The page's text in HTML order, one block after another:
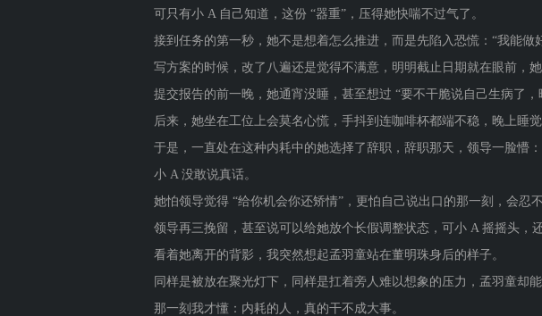
可只有小 A 自己知道，这份 “器重”，压得她快喘不过气了。
接到任务的第一秒，她不是想着怎么推进，而是先陷入恐慌：“我能
写方案的时候，改了八遍还是觉得不满意，明明截止日期就在眼前，
提交报告的前一晚，她通宵没睡，甚至想过 “要不干脆说自己生病了，
后来，她坐在工位上会莫名心慌，手抖到连咖啡杯都端不稳，晚上睡
于是，一直处在这种内耗中的她选择了辞职，辞职那天，领导一脸懵
小 A 没敢说真话。
她怕领导觉得 “给你机会你还矫情”，更怕自己说出口的那一刻，会忍不
领导再三挽留，甚至说可以给她放个长假调整状态，可小 A 摇摇头，还
看着她离开的背影，我突然想起孟羽童站在董明珠身后的样子。
同样是被放在聚光灯下，同样是扛着旁人难以想象的压力，孟羽童却
那一刻我才懂：内耗的人，真的干不成大事。